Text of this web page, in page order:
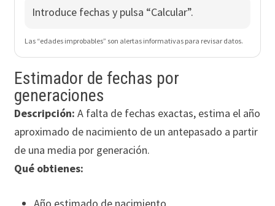
Introduce fechas y pulsa “Calcular”.
Las “edades improbables” son alertas informativas para revisar datos.
Estimador de fechas por
generaciones
Descripción: A falta de fechas exactas, estima el año
aproximado de nacimiento de un antepasado a partir
de una media por generación.
Qué obtienes: